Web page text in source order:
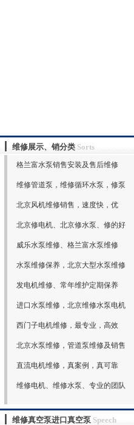
维修展示、销分类 Sorts
格兰富水泵销售安装及售后维修
维修管道泵，维修循环水泵，修泵
北京风机维修销售，速度快，优
北京修电机、北京修水泵、修的好
威乐水泵维修、格兰富水泵维修
水泵维修保养，北京大型水泵维修
发电机维修、常年维护定期保养
进口水泵维修，北京维修水泵电机
西门子电机维修，最专业，高效
北京水泵维修，管道泵维修及销售
直流电机维修，真案例，真可靠
维修电机、维修水泵、专业的团队
维修真空泵进口真空泵 Speech